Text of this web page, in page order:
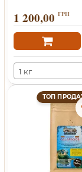
1 200,00 ГРН
1 кг
ТОП